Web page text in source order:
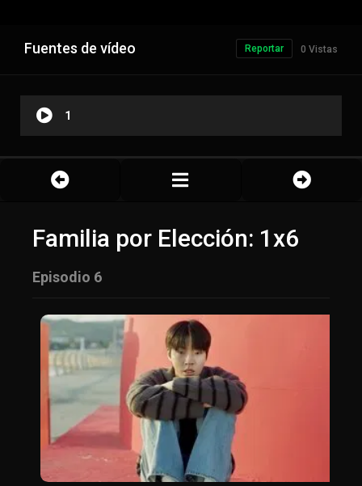
Fuentes de vídeo 0 Vistas
Reportar
1
Familia por Elección: 1x6
Episodio 6